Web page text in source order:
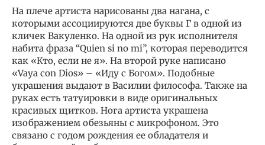
На плече артиста нарисованы два нагана, с
которыми ассоциируются две буквы Г в одной из
кличек Вакуленко. На одной из рук исполнителя
набита фраза “Quien si no mi”, которая переводится
как «Кто, если не я». На второй руке написано
«Vaya con Dios» – «Иду с Богом». Подобные
украшения выдают в Василии философа. Также на
руках есть татуировки в виде оригинальных
красивых щитков. Нога артиста украшена
изображением обезьяны с микрофоном. Это
связано с годом рождения ее обладателя и